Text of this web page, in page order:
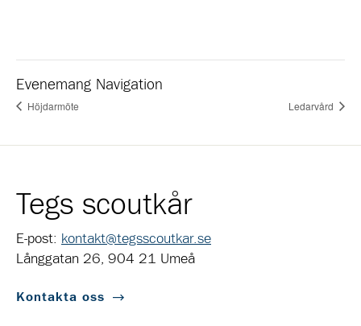
Evenemang Navigation
Höjdarmöte Ledarvård
Tegs scoutkår
E-post: kontakt@tegsscoutkar.se
Långgatan 26, 904 21 Umeå
Kontakta oss